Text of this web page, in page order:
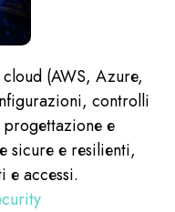
(AWS, Azure,
controlli
e
sicure e resilienti,
e accessi.